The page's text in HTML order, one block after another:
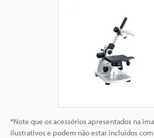
*Note que os acessórios apresentados na
ilustrativos e podem não estar incluídos